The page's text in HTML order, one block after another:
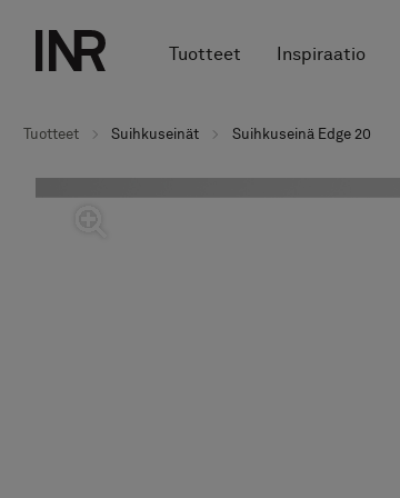
Tuotteet Inspiraatio
Tuotteet Suihkuseinät Suihkuseinä Edge 20